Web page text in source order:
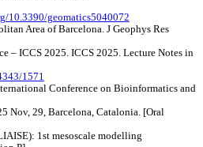
10.3390/geomatics5040072
Area of Barcelona. J Geophys Res
– ICCS 2025. ICCS 2025. Lecture Notes in
1571
Conference on Bioinformatics and
Nov, 29, Barcelona, Catalonia. [Oral
1st mesoscale modelling